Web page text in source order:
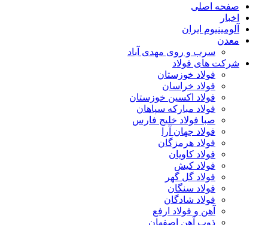
صفحه اصلی
اخبار
آلومینیوم ایران
معدن
سرب و روی مهدی آباد
شرکت های فولاد
فولاد خوزستان
فولاد خراسان
فولاد اکسین خوزستان
فولاد مبارکه سپاهان
صبا فولاد خلیج فارس
فولاد جهان آرا
فولاد هرمزگان
فولاد کاویان
فولاد کیش
فولاد گل گهر
فولاد سنگان
فولاد شادگان
آهن و فولاد ارفع
ذوب آهن اصفهان